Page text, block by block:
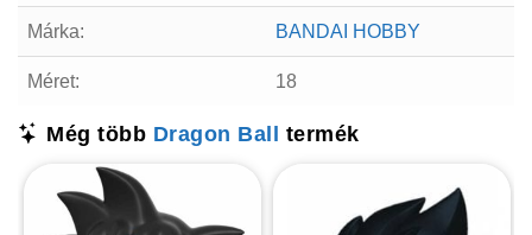
Márka: BANDAI HOBBY
Méret: 18
Még több Dragon Ball termék